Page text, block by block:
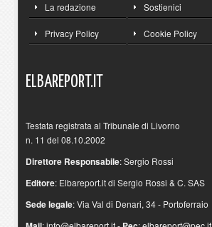
La redazione Sostienici
Privacy Policy Cookie Policy
ELBAREPORT.IT
Testata registrata al Tribunale di Livorno
n. 11 del 08.10.2002
Direttore Responsabile: Sergio Rossi
Editore: Elbareport.it di Sergio Rossi & C. SAS
Sede legale: Via Val di Denari, 34 - Portoferraio